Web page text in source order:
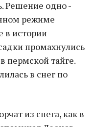
Решение одно -
режиме
в истории
промахнулись
пермской тайге.
в снег по
из снега, как в